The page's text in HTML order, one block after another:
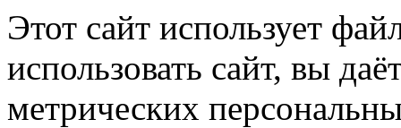
Этот сайт использует
использовать сайт, вы
метрических